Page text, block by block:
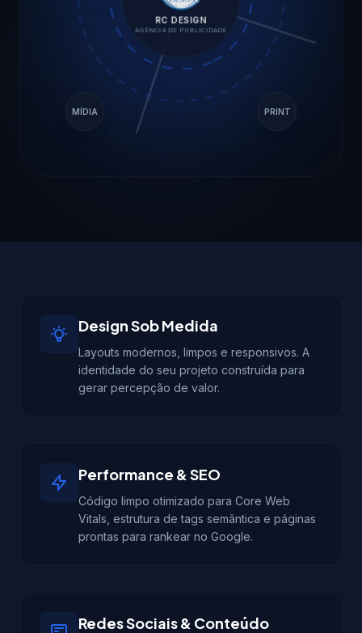
MÍDIA PRINT
RC DESIGN
AGÊNCIA DE PUBLICIDADE
Design Sob Medida
Layouts modernos, limpos e responsivos. A
identidade do seu projeto construída para
gerar percepção de valor.
Performance & SEO
Código limpo otimizado para Core Web
Vitals, estrutura de tags semântica e páginas
prontas para rankear no Google.
Redes Sociais & Conteúdo